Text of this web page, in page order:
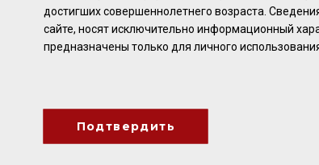
ВКУС
Вино обладает
длительным
достигших совершеннолетнего возраста.
сайте, носят исключительно информационный
предназначены только для личного
Подтвердить